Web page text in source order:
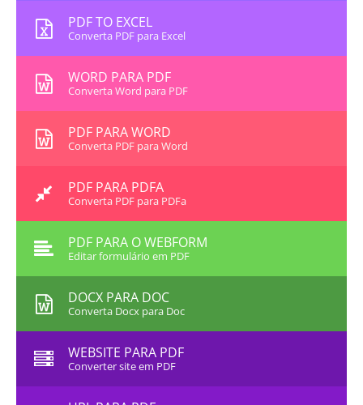
PDF TO EXCEL
Converta PDF para Excel
WORD PARA PDF
Converta Word para PDF
PDF PARA WORD
Converta PDF para Word
PDF PARA PDFA
Converta PDF para PDFa
PDF PARA O WEBFORM
Editar formulário em PDF
DOCX PARA DOC
Converta Docx para Doc
WEBSITE PARA PDF
Converter site em PDF